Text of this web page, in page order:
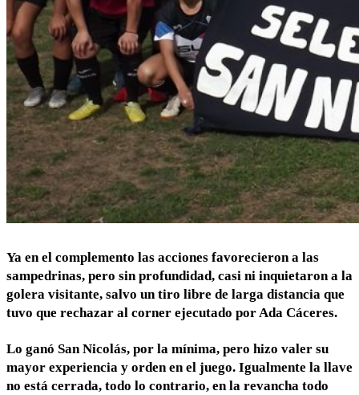
Ya en el complemento las acciones favorecieron a las
sampedrinas, pero sin profundidad, casi ni inquietaron a la
golera visitante, salvo un tiro libre de larga distancia que
tuvo que rechazar al corner ejecutado por Ada Cáceres.
Lo ganó San Nicolás, por la mínima, pero hizo valer su
mayor experiencia y orden en el juego. Igualmente la llave
no está cerrada, todo lo contrario, en la revancha todo